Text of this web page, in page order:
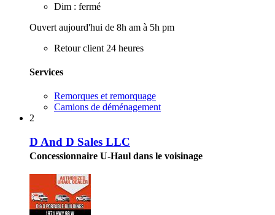
Dim : fermé
Ouvert aujourd'hui de 8h am à 5h pm
Retour client 24 heures
Services
Remorques et remorquage
Camions de déménagement
2
D And D Sales LLC
Concessionnaire U-Haul dans le voisinage